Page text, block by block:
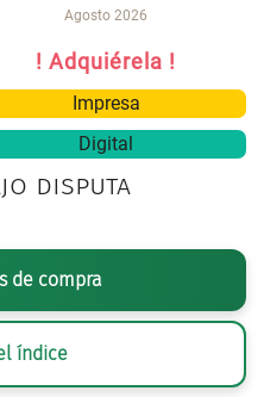
Agosto 2026
! Adquiérela !
Impresa
Digital
disputa
de compra
índice